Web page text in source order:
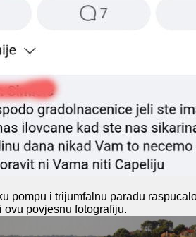
pompu i trijumfalnu paradu
ovu povjesnu fotografiju.